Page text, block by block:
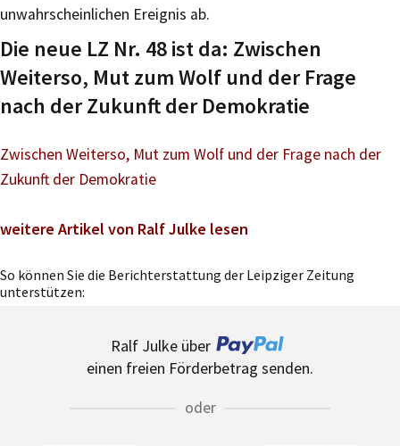
unwahrscheinlichen Ereignis ab.
Die neue LZ Nr. 48 ist da: Zwischen
Weiterso, Mut zum Wolf und der Frage
nach der Zukunft der Demokratie
Zwischen Weiterso, Mut zum Wolf und der Frage nach der
Zukunft der Demokratie
weitere Artikel von Ralf Julke lesen
So können Sie die Berichterstattung der Leipziger Zeitung
unterstützen:
Ralf Julke über
einen freien Förderbetrag senden.
oder